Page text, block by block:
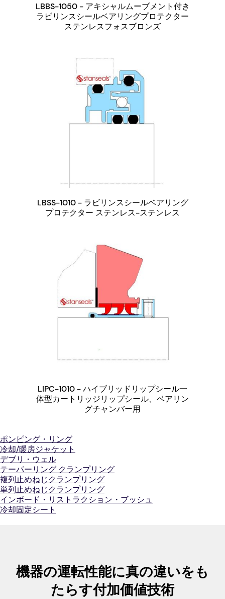
LBBS-1050 - アキシャルムーブメント付き
ラビリンスシールベアリングプロテクター
ステンレスフォスブロンズ
LBSS-1010 - ラビリンスシールベアリング
プロテクター ステンレス-ステンレス
LIPC-1010 - ハイブリッドリップシール一
体型カートリッジリップシール、ベアリン
グチャンバー用
ポンピング・リング
冷却/暖房ジャケット
デブリ・ウェル
テーパーリング クランプリング
複列止めねじクランプリング
単列止めねじクランプリング
インボード・リストラクション・ブッシュ
冷却固定シート
機器の運転性能に真の違いをも
たらす付加価値技術